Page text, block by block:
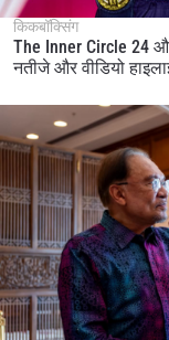
किकबॉक्सिंग
The Inner Circle 24
नतीजे और वीडियो